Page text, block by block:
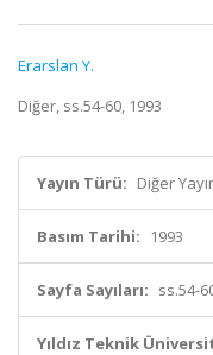
Erarslan Y.
Diğer, ss.54-60, 1993
Yayın Türü: Diğer
Basım Tarihi: 1993
Sayfa Sayıları: ss.54-
Yıldız Teknik